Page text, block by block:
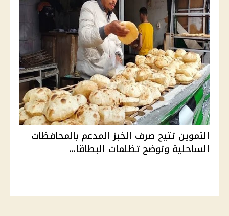
التموين تتيح صرف الخبز المدعم بالمحافظات
الساحلية وتوضح تظلمات البطاقا...